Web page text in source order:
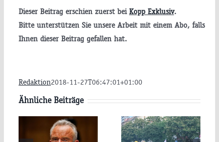
Dieser Beitrag erschien zuerst bei Kopp Exklusiv.
Bitte unterstützen Sie unsere Arbeit mit einem Abo, falls
Ihnen dieser Beitrag gefallen hat.
Redaktion2018-11-27T06:47:01+01:00
Ähnliche Beiträge
Parteitag:
Pläne:
Werden